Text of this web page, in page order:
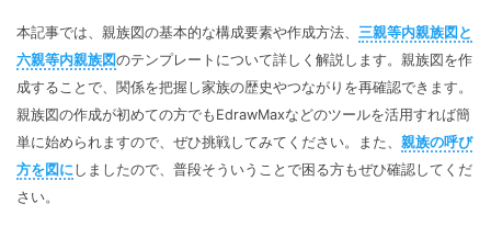
マインドマップ
コンセントマップ
ブレインストーミング
メモ取り
最新情報
EdrawMind V13登場！
新機能一覧
更新履歴
EdrawMax > EdrawMind >
動作環境
EdrawMax > EdrawMind >
サポートセンター
無料ダウンロード 購入する
本記事では、親族図の基本的な構成要素や作成方法、 三親等内親族図と
六親等内親族図のテンプレートについて詳しく解説します。親族図を作
成することで、関係を把握し家族の歴史やつながりを再確認できます。
親族図の作成が初めての方でもEdrawMaxなどのツールを活用すれば簡
単に始められますので、ぜひ挑戦してみてください。また、 親族の呼び
方を図にしましたので、普段そういうことで困る方もぜひ確認してくだ
さい。